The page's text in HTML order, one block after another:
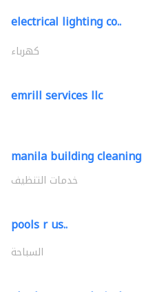
electrical lighting co..
كهرباء
emrill services llc
manila building cleaning
خدمات التنظيف
pools r us..
السباحة